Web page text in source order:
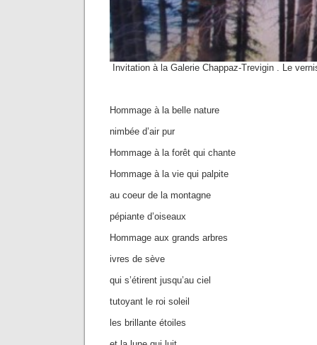
Invitation à la Galerie Chappaz-Trevigin . Le
Hommage à la belle nature
nimbée d’air pur
Hommage à la forêt qui chante
Hommage à la vie qui palpite
au coeur de la montagne
pépiante d’oiseaux
Hommage aux grands arbres
ivres de sève
qui s’étirent jusqu’au ciel
tutoyant le roi soleil
les brillante étoiles